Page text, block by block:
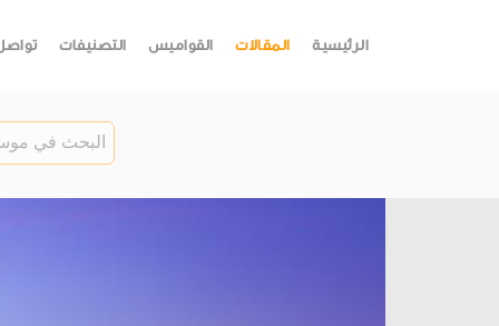
الرئيسية المقالات القواميس التصنيفات